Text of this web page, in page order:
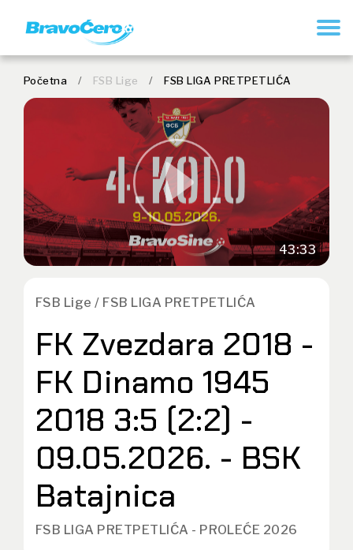
Početna / FSB Lige / FSB LIGA PRETPETLIĆA
43:33
FSB Lige / FSB LIGA PRETPETLIĆA
FK Zvezdara 2018 -
FK Dinamo 1945
2018 3:5 (2:2) -
09.05.2026. - BSK
Batajnica
FSB LIGA PRETPETLIĆA - PROLEĆE 2026